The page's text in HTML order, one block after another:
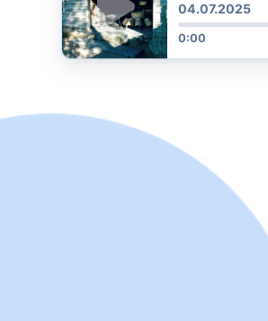
04.07.2025
0:00